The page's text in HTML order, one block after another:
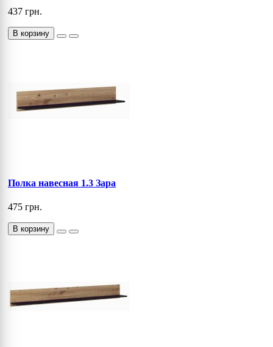
437 грн.
В корзину
Полка навесная 1.3 Зара
475 грн.
В корзину